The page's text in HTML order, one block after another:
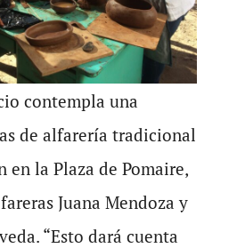
contempla una
de alfarería tradicional
en la Plaza de Pomaire,
Juana Mendoza y
“Esto dará cuenta